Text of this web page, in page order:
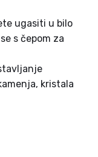
ugasiti u bilo
s čepom za
kristala